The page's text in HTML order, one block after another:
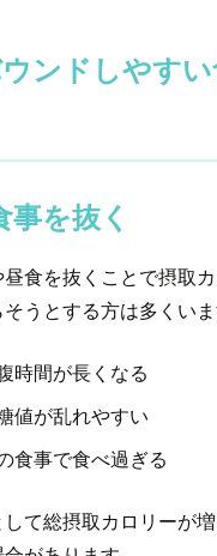
ンドしやす
を抜く
昼食を抜くことで摂取
そうとする方は多くいま
時間が長くなる
値が乱れやすい
食事で食べ過ぎる
して総摂取カロリーが